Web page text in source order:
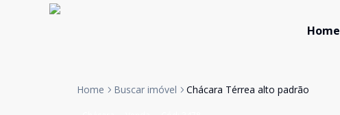
Home
Home Buscar imóvel Chácara Térrea alto padrão